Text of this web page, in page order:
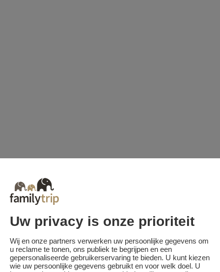
Uw privacy is onze prioriteit
Wij en onze partners verwerken uw persoonlijke gegevens om
u reclame te tonen, ons publiek te begrijpen en een
gepersonaliseerde gebruikerservaring te bieden. U kunt kiezen
wie uw persoonlijke gegevens gebruikt en voor welk doel. U